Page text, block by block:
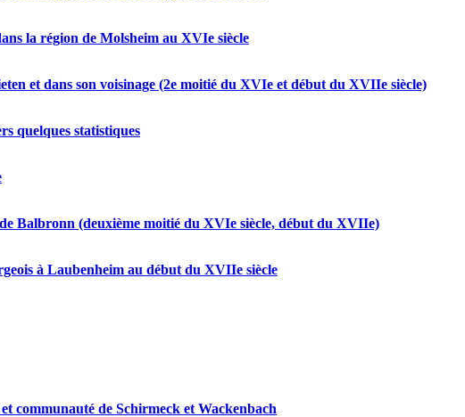
la région de Molsheim au XVIe siècle
et dans son voisinage (2e moitié du XVIe et début du XVIIe siècle)
quelques statistiques
Balbronn (deuxième moitié du XVIe siècle, début du XVIIe)
à Laubenheim au début du XVIIe siècle
communauté de Schirmeck et Wackenbach